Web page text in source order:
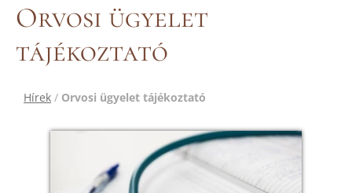
Orvosi ügyelet
tájékoztató
Hírek / Orvosi ügyelet tájékoztató